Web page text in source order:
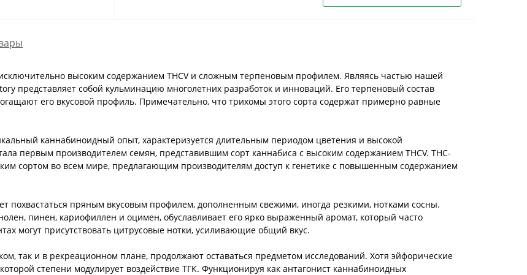
высоким содержанием THCV и сложным терпеновым профилем. Являясь частью нашей
представляет собой кульминацию многолетних разработок и инноваций. Его терпеновый состав
его вкусовой профиль. Примечательно, что трихомы этого сорта содержат примерно равные
каннабиноидный опыт, характеризуется длительным периодом цветения и высокой
первым производителем семян, представившим сорт каннабиса с высоким содержанием THCV. THC-
сортом во всем мире, предлагающим производителям доступ к генетике с повышенным содержанием
похвастаться пряным вкусовым профилем, дополненным свежими, иногда резкими, нотками сосны.
пинен, кариофиллен и оцимен, обуславливает его ярко выраженный аромат, который часто
могут присутствовать цитрусовые нотки, усиливающие общий вкус.
так и в рекреационном плане, продолжают оставаться предметом исследований. Хотя эйфорические
степени модулирует воздействие ТГК. Функционируя как антагонист каннабиноидных